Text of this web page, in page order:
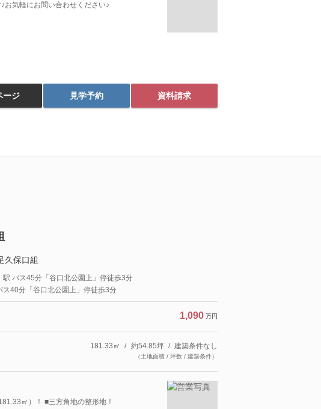
お気軽にお問い合わせください♪
ージ 見学予約 資料請求
久保口組
駅 バス45分「谷口北公園上」停徒歩3分
ス40分「谷口北公園上」停徒歩3分
1,090 万円
181.33㎡ 約54.85坪 建築条件なし
（土地面積 / 坪数 / 建築条件）
㎡）！ ■三方角地の整形地！